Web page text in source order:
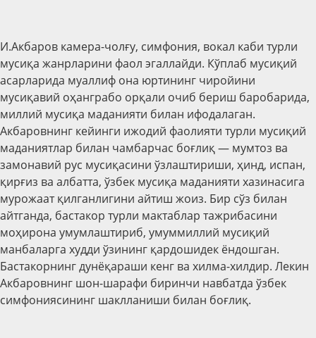
И.Акбаров камера-чолғу, симфония, вокал каби турли
мусиқа жанрларини фаол эгаллайди. Кўплаб мусиқий
асарларида муаллиф она юртининг чиройини
мусиқавий оҳанграбо орқали очиб бериш баробарида,
миллий мусиқа маданияти билан ифодалаган.
Акбаровнинг кейинги ижодий фаолияти турли мусиқий
маданиятлар билан чамбарчас боғлиқ — мумтоз ва
замонавий рус мусиқасини ўзлаштириши, ҳинд, испан,
қирғиз ва албатта, ўзбек мусиқа маданияти хазинасига
мурожаат қилганлигини айтиш жоиз. Бир сўз билан
айтганда, бастакор турли мактаблар тажрибасини
моҳирона умумлаштириб, умуммиллий мусиқий
манбаларга худди ўзининг қардошидек ёндошган.
Бастакорнинг дунёқараши кенг ва хилма-хилдир. Лекин
Акбаровнинг шон-шарафи биринчи навбатда ўзбек
симфониясининг шаклланиши билан боғлиқ.